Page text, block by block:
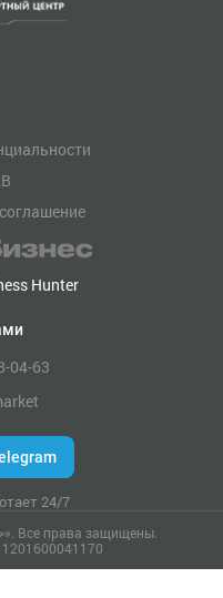
Hunter
04-63
24/7
Все права защищены.